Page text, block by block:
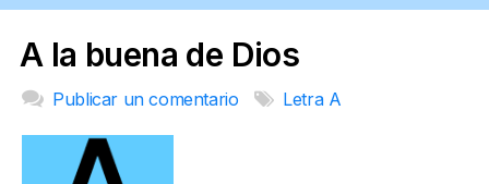
A la buena de Dios
Publicar un comentario Letra A